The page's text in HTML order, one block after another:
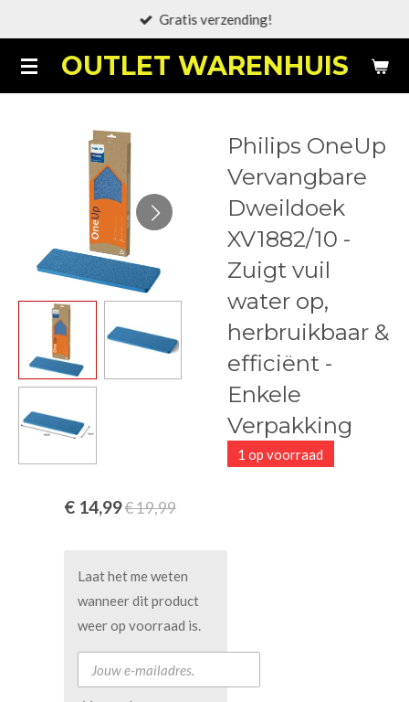
naar
de
OUTLET WARENHUIS
Gratis verzending!
Philips OneUp
Vervangbare
Dweildoek
XV1882/10 -
Zuigt vuil
water op,
herbruikbaar &
efficiënt -
Enkele
Verpakking
1 op voorraad
€ 14,99€ 19,99
Laat het me weten
wanneer dit product
weer op voorraad is.